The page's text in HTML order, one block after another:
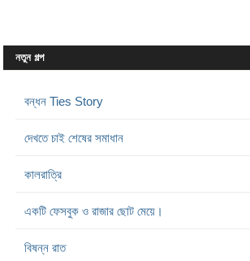
নতুন গল্প
বন্ধন Ties Story
দেখতে চাই শেষের সমাধান
কালরাত্রি
একটি ফেসবুক ও রাজার ছোট মেয়ে।
বিষন্ন রাত